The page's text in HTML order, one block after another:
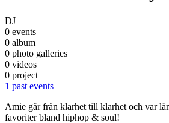
DJ
0 events
0 album
0 photo galleries
0 videos
0 project
1 past events
Amie går från klarhet till klarhet och var
favoriter bland hiphop & soul!